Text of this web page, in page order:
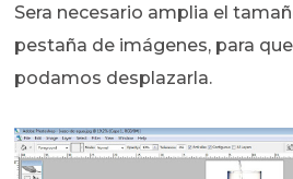
Sera necesario amplia el
pestaña de imágenes, para
podamos desplazarla.